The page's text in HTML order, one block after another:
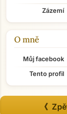
Zázemí
O mně
Můj facebook
Tento profil
《